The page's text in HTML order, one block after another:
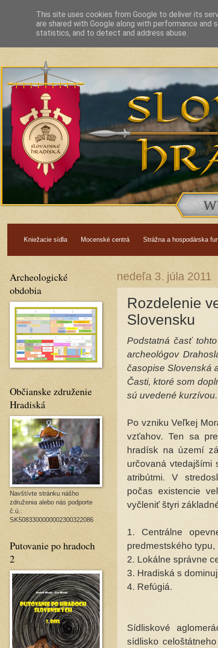
Slavic Hillforts and Fortified Settlements in Slovakia and related
Kniežacie sídla
Mocenské centrá Strážna a hospodárska
nedeľa 3. júla 2011
Rozdelenie
Slovensku
Podstatná časť
archeológov
časopise Slovenská
Časti, ktoré som
sú uvedené
Po vzniku Veľkej
vzťahov. Ten sa
hradísk na území
určovaná vtedajšími
atribútmi. V
počas existencie
vyčleniť štyri
1. Centrálne
predmestského
2. Lokálne správne
3. Hradiská s
4. Refúgiá.
Sídliskové
sídlisko
Archeologické
obdobia
Občianske združenie
Hradiská
Navštívte stránku nášho
združenia alebo nás podporte
č.ú.:
SK5083300000002300322086
Putovanie po hradoch
2
This site uses cookies from Google to deliver its
are shared with Google along with performance
statistics, and to detect and address abuse.